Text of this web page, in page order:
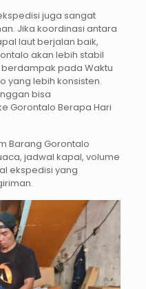
juga sangat
Jika koordinasi antara
laut berjalan baik,
akan lebih stabil
berdampak pada Waktu
yang lebih konsisten.
bisa
Gorontalo Berapa Hari
Barang Gorontalo
jadwal kapal, volume
ekspedisi yang